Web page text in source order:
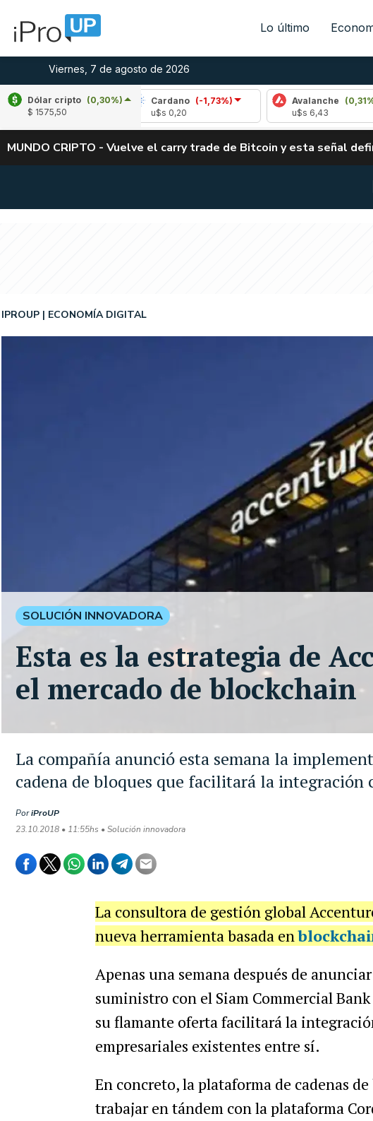
Lo último
Viernes, 7 de agosto de 2026
Dólar cripto (0,30%)
$ 1575,50
(-2,04%)
Cardano
(-1,73%)
u$s 0,20
Avalanche (0,31%)
u$s 6,43
MUNDO CRIPTO - Vuelve el carry trade de Bitcoin y esta señal
La compañía anunció esta semana la
cadena de bloques que facilitará la integración
IPROUP ECONOMÍA DIGITAL
PoriProUP
23.10.2018 • 11:55hs • Solución innovadora
SOLUCIÓN INNOVADORA
Esta es la estrategia de
el mercado de blockchain
La consultora de gestión global
nueva herramienta basada en
Apenas una semana después de
suministro con el Siam Commercial
su flamante oferta facilitará la
empresariales existentes entre sí.
En concreto, la plataforma de cadenas
trabajar en tándem con la plataforma